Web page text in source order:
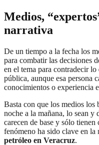
Medios,
narrativa
De un tiempo a la fecha los
para combatir las decisiones
en el tema para contradecir
pública, aunque esa persona
conocimientos o experiencia
Basta con que los medios los
noche a la mañana, lo sean y
carecen de base y sólo
fenómeno ha sido clave en la
petróleo en Veracruz.